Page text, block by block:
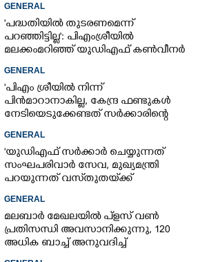
GENERAL
'പദ്ധതിയിൽ തുടരണമെന്ന്
പറഞ്ഞിട്ടില്ല': പിഎംശ്രീയിൽ
മലക്കംമറിഞ്ഞ് യുഡിഎഫ് കൺവീനർ
GENERAL
'പിഎം ശ്രീയിൽ നിന്ന്
പിൻമാറാനാകില്ല, കേന്ദ്ര ഫണ്ടുകൾ
നേടിയെടുക്കേണ്ടത് സർക്കാരിന്റെ
GENERAL
'യുഡിഎഫ് സർക്കാ‌ർ ചെയ്യുന്നത്
സംഘപരിവാർ സേവ, മുഖ്യമന്ത്രി
പറയുന്നത് വസ്‌തുതയ്‌ക്ക്
GENERAL
മലബാർ മേഖലയിൽ പ്‌ളസ് വൺ
പ്രതിസന്ധി അവസാനിക്കുന്നു, 120
അധിക ബാച്ച് അനുവദിച്ച്